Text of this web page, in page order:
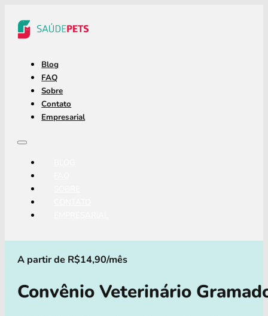
Blog
FAQ
Sobre
Contato
Empresarial
A partir de R$14,90/mês
Convênio Veterinário